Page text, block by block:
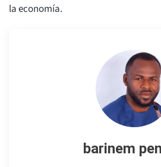
la economía.
barinem